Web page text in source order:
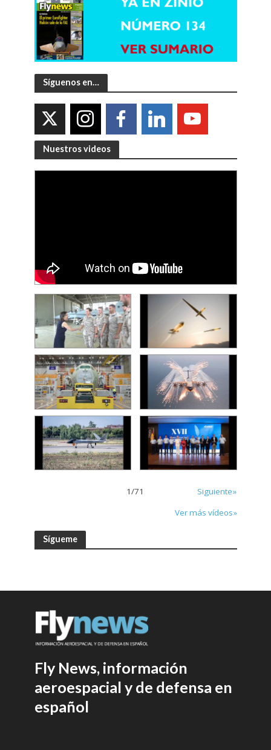
Síguenos en…
Nuestros videos
1/71
Siguiente»
Ver más vídeos»
Sígueme
Fly News, información
aeroespacial y de defensa en
español